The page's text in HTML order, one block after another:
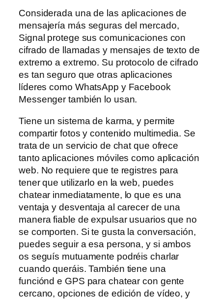
Considerada una de las aplicaciones de
mensajería más seguras del mercado,
Signal protege sus comunicaciones con
cifrado de llamadas y mensajes de texto de
extremo a extremo. Su protocolo de cifrado
es tan seguro que otras aplicaciones
líderes como WhatsApp y Facebook
Messenger también lo usan.
Tiene un sistema de karma, y permite
compartir fotos y contenido multimedia. Se
trata de un servicio de chat que ofrece
tanto aplicaciones móviles como aplicación
web. No requiere que te registres para
tener que utilizarlo en la web, puedes
chatear inmediatamente, lo que es una
ventaja y desventaja al carecer de una
manera fiable de expulsar usuarios que no
se comporten. Si te gusta la conversación,
puedes seguir a esa persona, y si ambos
os seguís mutuamente podréis charlar
cuando queráis. También tiene una
funciónd e GPS para chatear con gente
cercano, opciones de edición de vídeo, y